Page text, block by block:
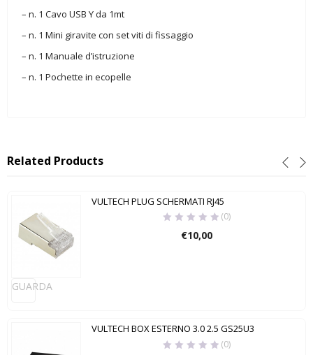
– n. 1 Cavo USB Y da 1mt
– n. 1 Mini giravite con set viti di fissaggio
– n. 1 Manuale d’istruzione
– n. 1 Pochette in ecopelle
Related Products
GUARDA
VULTECH PLUG SCHERMATI RJ45
(0)
€10,00
VULTECH BOX ESTERNO 3.0 2.5 GS25U3
(0)